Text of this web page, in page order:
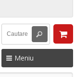
Meniu